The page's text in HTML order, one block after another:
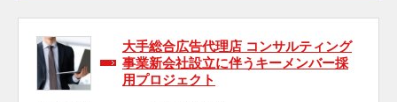
大手総合広告代理店 コンサルティング
事業新会社設立に伴うキーメンバー採
用プロジェクト